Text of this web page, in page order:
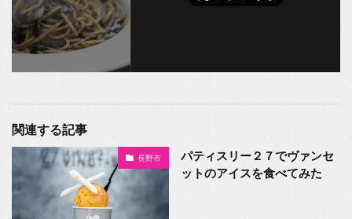
関連する記事
長野市
パティスリー２７でヴァンセ
ットのアイスを食べてみた